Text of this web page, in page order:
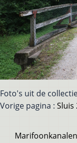
Foto's uit de
Vorige pagina : Sluis
Voet